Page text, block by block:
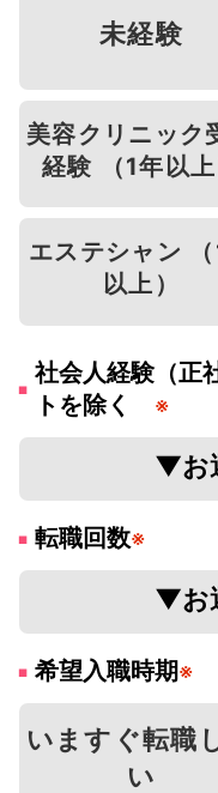
未経験
美容クリニック
経験 （1年以上
エステシャン
以上）
社会人経験（
トを除く
※
転職回数※
希望入職時期※
いますぐ転職
い